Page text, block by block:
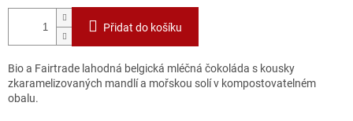
Přidat do košíku
Bio a Fairtrade lahodná belgická mléčná čokoláda s kousky
zkaramelizovaných mandlí a mořskou solí v kompostovatelném
obalu.